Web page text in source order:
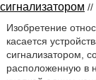
сигнализатором //
Изобретение
касается
сигнализатором,
расположенную в